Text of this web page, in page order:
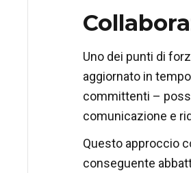
Uno dei punti di
aggiornato in
committenti –
comunicazione e
Questo approccio
conseguente